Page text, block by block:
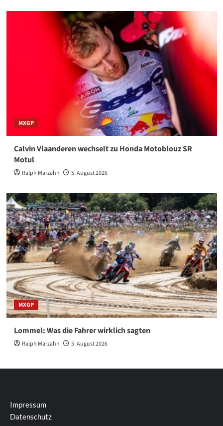
MXGP
Calvin Vlaanderen wechselt zu Honda Motoblouz SR
Motul
Ralph Marzahn 5. August 2026
MXGP
Lommel: Was die Fahrer wirklich sagten
Ralph Marzahn 5. August 2026
Impressum
Datenschutz